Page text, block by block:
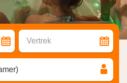
Vertrek